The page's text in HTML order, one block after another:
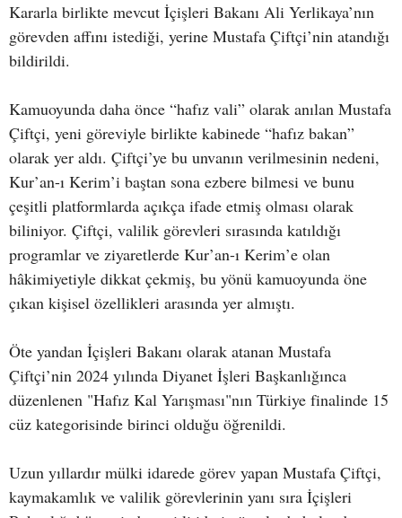
Kararla birlikte mevcut İçişleri Bakanı Ali Yerlikaya’nın
görevden affını istediği, yerine Mustafa Çiftçi’nin atandığı
bildirildi.
Kamuoyunda daha önce “hafız vali” olarak anılan Mustafa
Çiftçi, yeni göreviyle birlikte kabinede “hafız bakan”
olarak yer aldı. Çiftçi’ye bu unvanın verilmesinin nedeni,
Kur’an-ı Kerim’i baştan sona ezbere bilmesi ve bunu
çeşitli platformlarda açıkça ifade etmiş olması olarak
biliniyor. Çiftçi, valilik görevleri sırasında katıldığı
programlar ve ziyaretlerde Kur’an-ı Kerim’e olan
hâkimiyetiyle dikkat çekmiş, bu yönü kamuoyunda öne
çıkan kişisel özellikleri arasında yer almıştı.
Öte yandan İçişleri Bakanı olarak atanan Mustafa
Çiftçi’nin 2024 yılında Diyanet İşleri Başkanlığınca
düzenlenen "Hafız Kal Yarışması"nın Türkiye finalinde 15
cüz kategorisinde birinci olduğu öğrenildi.
Uzun yıllardır mülki idarede görev yapan Mustafa Çiftçi,
kaymakamlık ve valilik görevlerinin yanı sıra İçişleri